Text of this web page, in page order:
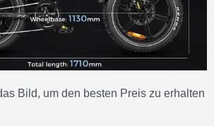
Bild, um den besten Preis zu erhalten